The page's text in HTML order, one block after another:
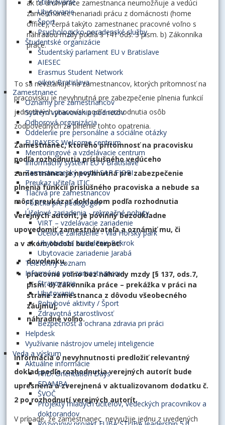
Ubytovanie
Šport
Psychologicko-poradenské služby
Študentské organizácie
Študentský parlament EU v Bratislave
AIESEC
Erasmus Student Network
oikos Bratislava
Zamestnanec
Oznamy pre zamestnancov
Systém vybavovania podnetov
Odborová organizácia
Oddelenie pre personálne a sociálne otázky
EURAXESS Welcome centrum
Mentoringové a vzdelávacie centrum
Informačný systém EU v Bratislave
Zamestnanecký portál SAP FIORI
Preukaz učiteľa ITIC
Tlačivá pre zamestnancov
Pôžička pre pedagógov
Účelové zariadenia - rekreačné pobyty
VIRT – vzdelávacie zariadenie
Účelové zariadenie - Vila Horský park
Ubytovacie zariadenie Pokrok
Ubytovacie zariadenie Jarabá
Telefónny zoznam
Informácie pre zamestnancov
Stravovanie
Ubytovanie
Pohybové aktivity / Šport
Zdravotná starostlivosť
Bezpečnosť a ochrana zdravia pri práci
Helpdesk
Využívanie nástrojov umelej inteligencie
Veda a výskum
Aktuálne informácie
PhD. Orientation Days
EDAMBA
ŠVOČ
Projekty mladých učiteľov, vedeckých pracovníkov a
doktorandov
ak to druh práce zamestnanca neumožňuje a vedúci
zamestnanec nenariadi prácu z domácnosti (home
office), čerpá takýto zamestnanec pracovné voľno s
náhradou mzdy podľa § 141 ods. 3 písm. b) Zákonníka
práce.
To sa nevzťahuje na zamestnancov, ktorých prítomnosť na
pracovisku je nevyhnutná pre zabezpečenie plnenia funkcií
jednotlivých pracovísk podľa rozhodnutia osôb
zodpovedných za plnenie tohto opatrenia.
Zamestnanec, ktorého prítomnosť na pracovisku
podľa rozhodnutia príslušného vedúceho
zamestnanca je nevyhnutná pre zabezpečenie
plnenia funkcií príslušného pracoviska a nebude sa
môcť preukázať dokladom podľa rozhodnutia
verejných autorít, jepovinný bezodkladne
upovedomiť zamestnávateľa a oznámiť mu, či
a v akom období bude čerpať:
dovolenku,
pracovné voľno bez náhrady mzdy [§ 137, ods.7,
písm. d) Zákonníka práce – prekážka v práci na
strane zamestnanca z dôvodu všeobecného
záujmu],
náhradné voľno.
Informácia o nevyhnutnosti predložiť relevantný
doklad podľa rozhodnutia verejných autorít bude
upresnená a zverejnená v aktualizovanom dodatku č.
2 po rozhodnutí verejných autorít.
V prípade, že zamestnanec nevyužije jednu z uvedených